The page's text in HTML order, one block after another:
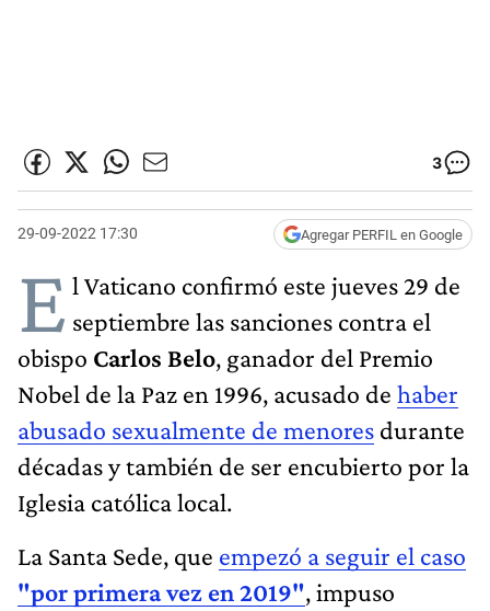
3
29-09-2022 17:30 Agregar PERFIL en Google
E l Vaticano confirmó este jueves 29 de
septiembre las sanciones contra el
obispo Carlos Belo, ganador del Premio
Nobel de la Paz en 1996, acusado de haber
abusado sexualmente de menores durante
décadas y también de ser encubierto por la
Iglesia católica local.
La Santa Sede, que empezó a seguir el caso
"por primera vez en 2019", impuso